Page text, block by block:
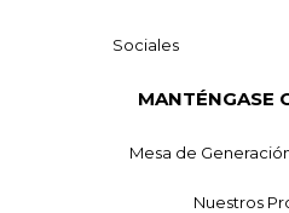
Sociales
MANTÉNGASE
Mesa de
Nuestros